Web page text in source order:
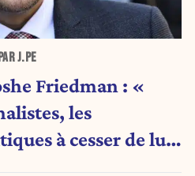
J.PE
Friedman : «
les
à cesser de lui